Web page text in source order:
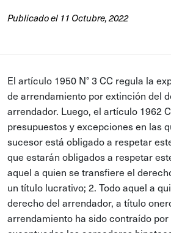
Publicado el 11 Octubre, 2022
El artículo 1950 N° 3 CC regula la
de arrendamiento por extinción del
arrendador. Luego, el artículo 1962
presupuestos y excepciones en las
sucesor está obligado a respetar
que estarán obligados a respetar
aquel a quien se transfiere el
un título lucrativo; 2. Todo aquel a
derecho del arrendador, a título
arrendamiento ha sido contraído